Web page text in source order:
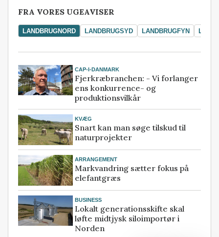
FRA VORES UGEAVISER
LANDBRUGNORD LANDBRUGSYD LANDBRUGFYN
CAP-I-DANMARK
Fjerkræbranchen: - Vi forlanger
ens konkurrence- og
produktionsvilkår
KVÆG
Snart kan man søge tilskud til
naturprojekter
ARRANGEMENT
Markvandring sætter fokus på
elefantgræs
BUSINESS
Lokalt generationsskifte skal
løfte midtjysk siloimportør i
Norden